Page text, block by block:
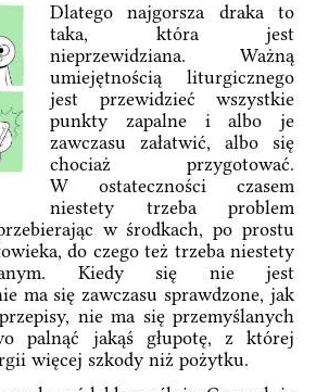
Dlatego najgorsza draka to
taka, która jest
nieprzewidziana. Ważną
umiejętnością liturgicznego
jest przewidzieć wszystkie
punkty zapalne i albo je
zawczasu załatwić, albo się
chociaż przygotować.
W ostateczności czasem
niestety trzeba problem
w środkach, po prostu
do czego też trzeba niestety
Kiedy się nie jest
ma się zawczasu sprawdzone, jak
nie ma się przemyślanych
palnąć jakąś głupotę, z której
więcej szkody niż pożytku.